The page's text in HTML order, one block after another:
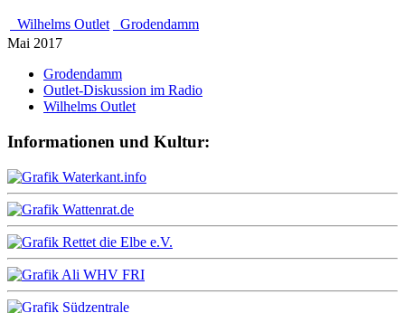
Wilhelms Outlet
Grodendamm
Mai 2017
Grodendamm
Outlet-Diskussion im Radio
Wilhelms Outlet
Informationen und Kultur: